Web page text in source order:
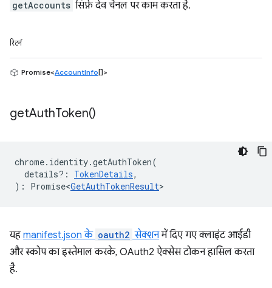
getAccounts सिर्फ़ देव चैनल पर काम करता है.
रिटर्न
Promise<AccountInfo[]>
getAuthToken()
chrome. identity.getAuthToken(
details? : TokenDetails,
) : Promise<GetAuthTokenResult>
यह manifest.json के oauth2 सेक्शनमें दिए गए क्लाइंट आईडी
और स्कोप का इस्तेमाल करके, OAuth2 ऐक्सेस टोकन हासिल करता
है.